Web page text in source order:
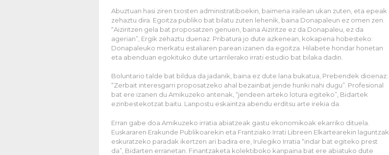
Abuztuan hasi ziren txosten administratiboekin, baimena irailean ukan zuten, eta epeak
zehaztu dira. Egoitza publiko bat bilatu zuten lehenik, baina Donapaleun ez omen zen.
“Aiziritzen gela bat proposatzen genuen, baina Aiziritze ez da Donapaleu, ez da
agerian”, Ergik zehaztu duenaz. Pribatura jo dute azkenean, kokapena hobesteko:
Donapaleuko merkatu estaliaren parean izanen da egoitza. Hilabete hondar honetan
eta abenduan egokituko dute urtarrilerako irrati estudio bat bilaka dadin.
Boluntario talde bat bildua da jadanik, baina ez dute lana bukatua, Prebendek dioenaz:
“Zerbait interesgarri proposatzeko ahal bezainbat jende hunki nahi dugu”. Profesional
bat ere izanen du Amikuzeko antenak, “jendeen arteko lotura egiteko”, Bidartek
ezinbestekotzat baitu. Lanpostu eskaintza abendu erditsu arte irekia da.
Erran gabe doa Amikuzeko irratia abiatzeak gastu ekonomikoak ekarriko dituela.
Euskararen Erakunde Publikoarekin eta Frantziako Irrati Libreen Elkartearekin laguntzak
eskuratzeko paradak ikertzen ari badira ere, Irulegiko Irratia “indar bat egiteko prest
da”, Bidarten erranetan. Finantzaketa kolektiboko kanpaina bat ere abiatuko dute